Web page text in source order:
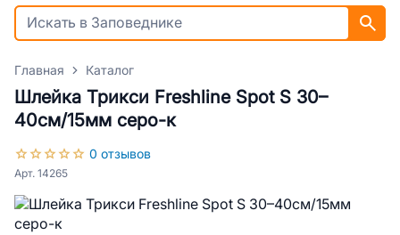
Главная Каталог
Шлейка Трикси Freshline Spot S 30–
40см/15мм серо-к
0 отзывов
Арт. 14265